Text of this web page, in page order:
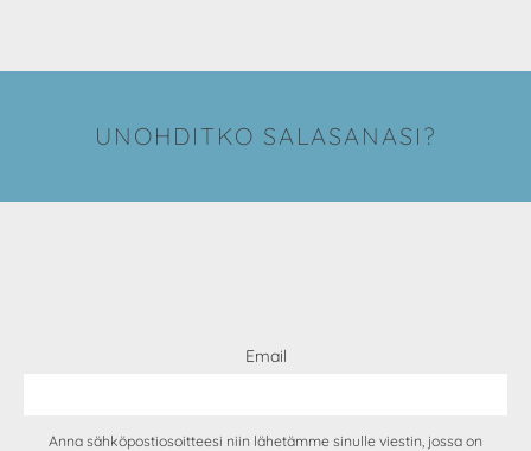
UNOHDITKO SALASANASI?
Email
Anna sähköpostiosoitteesi niin lähetämme sinulle viestin, jossa on